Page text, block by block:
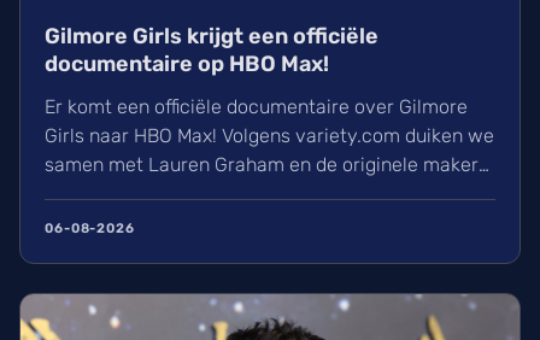
Gilmore Girls krijgt een officiële
documentaire op HBO Max!
Er komt een officiële documentaire over Gilmore
Girls naar HBO Max! Volgens variety.com duiken we
samen met Lauren Graham en de originele makers
vertoonde beelden en verhalen van achter de
06-08-2026